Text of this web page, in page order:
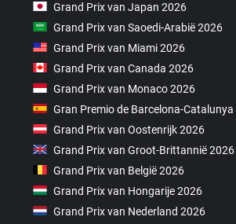
Grand Prix van Japan 2026
Grand Prix van Saoedi-Arabië 2026
Grand Prix van Miami 2026
Grand Prix van Canada 2026
Grand Prix van Monaco 2026
Gran Premio de Barcelona-
Grand Prix van Oostenrijk 2026
Grand Prix van Groot-Brittannië 2026
Grand Prix van België 2026
Grand Prix van Hongarije 2026
Grand Prix van Nederland 2026